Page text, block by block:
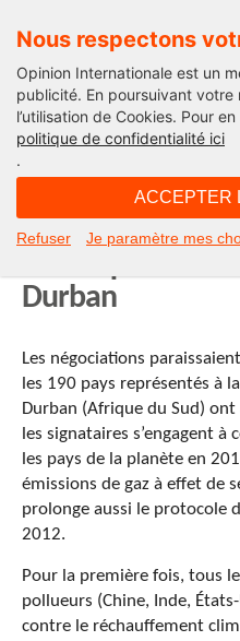
Nous respectons
Opinion Internationale est un
publicité. En poursuivant
l’utilisation de Cookies. Pour
politique de confidentialité ici
.
ACCEPTER
Refuser Je paramètre mes
Développement
Dernière minute :
Durban
Les négociations
les 190 pays représentés à
Durban (Afrique du Sud)
les signataires s’engagent
les pays de la planète en
émissions de gaz à effet de
prolonge aussi le protocole
2012.
Pour la première fois, tous
pollueurs (Chine, Inde,
contre le réchauffement